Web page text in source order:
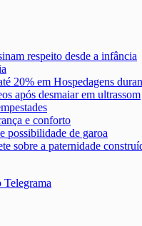
respeito desde a infância
20% em Hospedagens
após desmaiar em ultrassom
e conforto
possibilidade de garoa
sobre a paternidade
Telegrama